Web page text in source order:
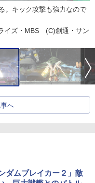
。キック攻撃も強力なので
イズ・MBS (C)創通・サン
へ
ダムブレイカー２」敵